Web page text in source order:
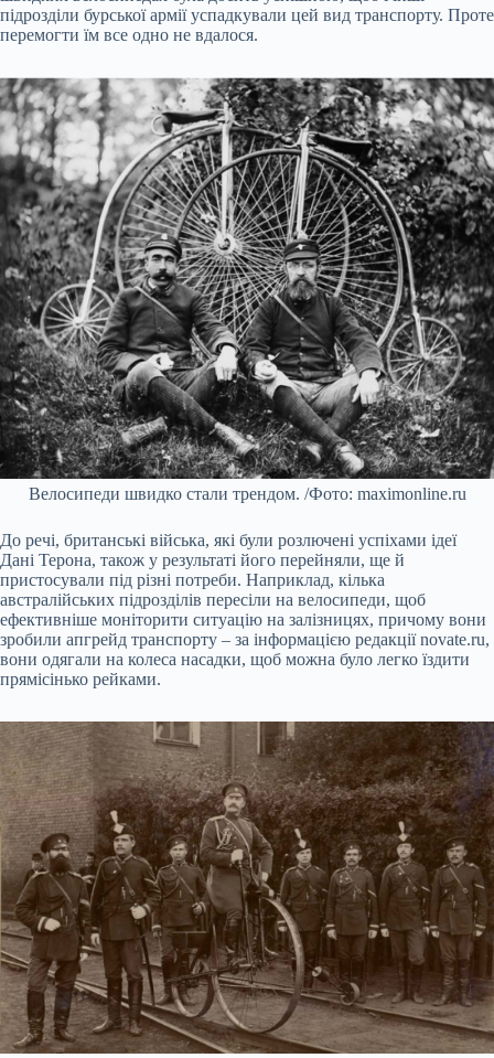
підрозділи бурської армії успадкували цей вид транспорту. Проте
перемогти їм все одно не вдалося.
Велосипеди швидко стали трендом. /Фото: maximonline.ru
До речі, британські війська, які були розлючені успіхами ідеї
Дані Терона, також у результаті його перейняли, ще й
пристосували під різні потреби. Наприклад, кілька
австралійських підрозділів пересіли на велосипеди, щоб
ефективніше моніторити ситуацію на залізницях, причому вони
зробили апгрейд транспорту – за інформацією редакції novate.ru,
вони одягали на колеса насадки, щоб можна було легко їздити
прямісінько рейками.